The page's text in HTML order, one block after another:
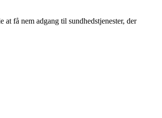
få nem adgang til sundhedstjenester, der